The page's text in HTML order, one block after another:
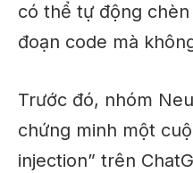
có thể tự động
đoạn code mà
Trước đó, nhóm
chứng minh một
injection” trên